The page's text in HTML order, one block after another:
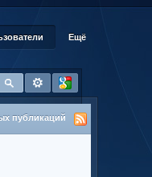
Ещё
публикаций